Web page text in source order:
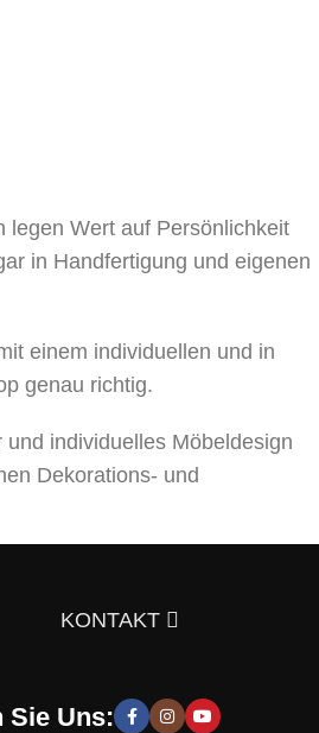
legen Wert auf Persönlichkeit
in Handfertigung und eigenen
einem individuellen und in
genau richtig.
individuelles Möbeldesign
Dekorations- und
die Sie zur Schaffung
KONTAKT
Sie Uns: